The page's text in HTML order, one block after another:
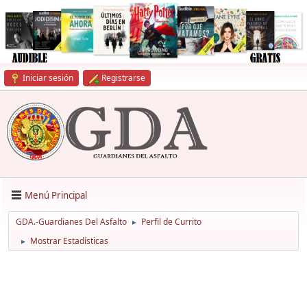
Iniciar sesión Registrarse
Menú Principal
GDA.-Guardianes Del Asfalto ► Perfil de Currito
► Mostrar Estadísticas